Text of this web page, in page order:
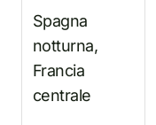
Spagna
notturna,
Francia
centrale